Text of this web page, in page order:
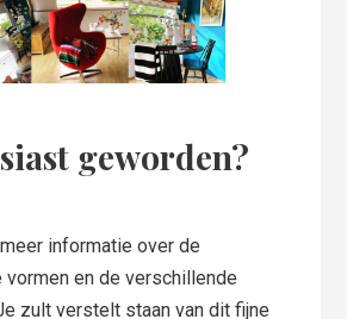
geworden?
informatie over de
en de verschillende
zult verstelt staan van dit fijne